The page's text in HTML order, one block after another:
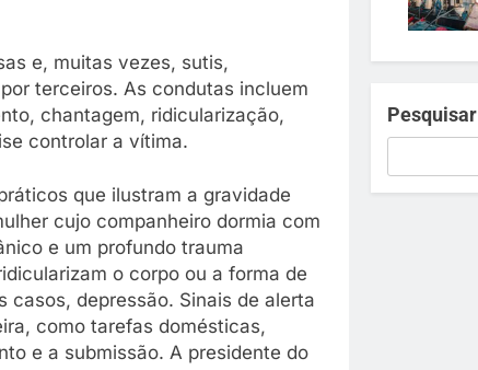
e, muitas vezes, sutis,
terceiros. As condutas incluem
chantagem, ridicularização,
controlar a vítima.
que ilustram a gravidade
cujo companheiro dormia com
e um profundo trauma
o corpo ou a forma de
casos, depressão. Sinais de alerta
como tarefas domésticas,
e a submissão. A presidente do
Pesquisar